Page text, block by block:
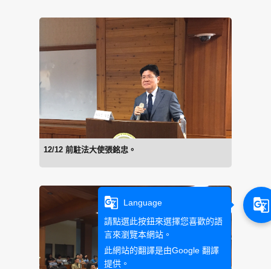
12/12 前駐法大使張銘忠。
g_translate
Language
請點選此按鈕來選擇您喜歡的語
言來瀏覽本網站。
此網站的翻譯是由Google 翻譯
提供。
g_translate